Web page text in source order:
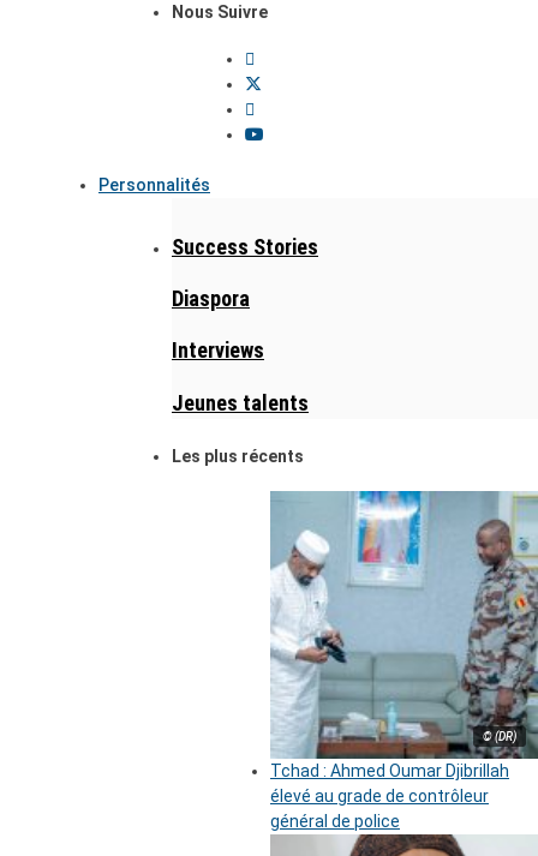
Nous Suivre
Personnalités
Success Stories
Diaspora
Interviews
Jeunes talents
Les plus récents
© (DR)
Tchad : Ahmed Oumar Djibrillah
élevé au grade de contrôleur
général de police